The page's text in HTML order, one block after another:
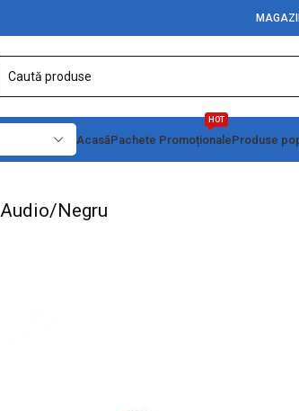
AcasăPachete Promoționale
HOT
Produse
Conectori & Mufe
Negru